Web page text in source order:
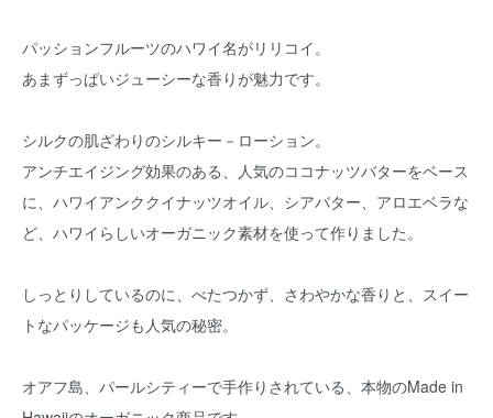
パッションフルーツのハワイ名がリリコイ。
あまずっぱいジューシーな香りが魅力です。
シルクの肌ざわりのシルキー－ローション。
アンチエイジング効果のある、人気のココナッツバターをベース
に、ハワイアンククイナッツオイル、シアバター、アロエベラな
ど、ハワイらしいオーガニック素材を使って作りました。
しっとりしているのに、べたつかず、さわやかな香りと、スイー
トなパッケージも人気の秘密。
オアフ島、パールシティーで手作りされている、本物のMade in